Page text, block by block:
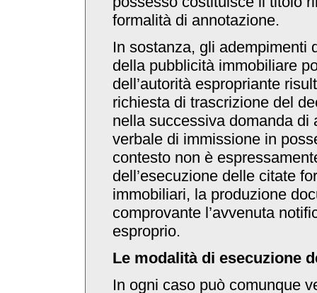
formalità di annotazione.
In sostanza, gli adempimenti
della pubblicità immobiliare
dell’autorità espropriante
richiesta di trascrizione del
nella successiva domanda di
verbale di immissione in
contesto non è
dell’esecuzione delle citate
immobiliari, la produzione
comprovante l’avvenuta
esproprio.
Le modalità di esecuzione
In ogni caso può comunque